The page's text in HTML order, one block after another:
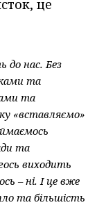
це
до нас. Без
та
та
«вставляємо»
та
виходить
– ні. І це вже
та більшість